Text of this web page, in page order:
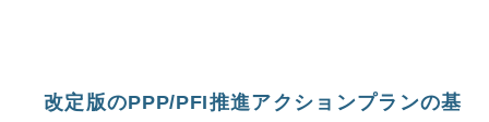
改定版のPPP/PFI推進アクションプランの基